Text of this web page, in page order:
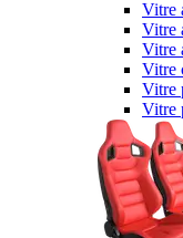
Vitre
Vitre
Vitre
Vitre
Vitre
Vitre